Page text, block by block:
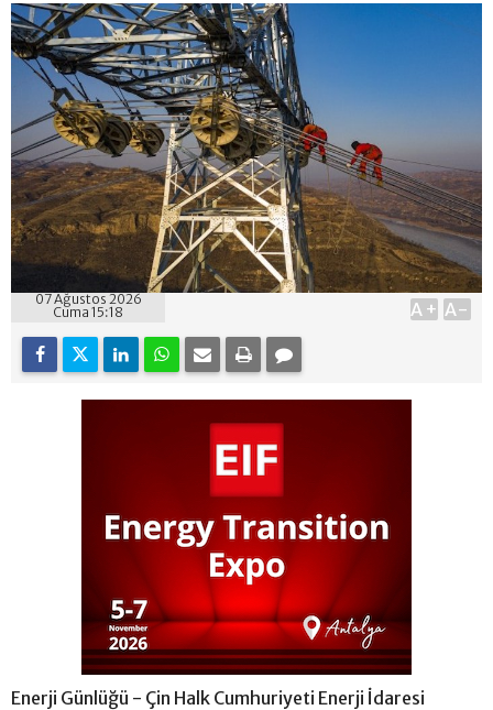
07 Ağustos 2026
Cuma 15:18
A+ A-
Enerji Günlüğü - Çin Halk Cumhuriyeti Enerji İdaresi